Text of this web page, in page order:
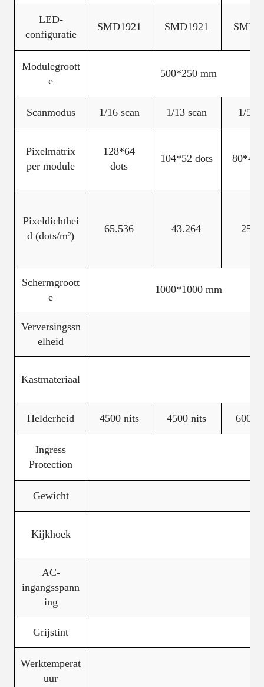
LED-
configuratie
SMD1921 SMD1921
Modulegroott
e
500*250 mm
Scanmodus 1/16 scan 1/13 scan 1/5
Pixelmatrix
per module
128*64
dots
104*52 dots 80*40
Pixeldichthei
d (dots/m²)
65.536 43.264
Schermgroott
e
1000*1000 mm
Verversingssn
elheid
Kastmateriaal
Helderheid 4500 nits 4500 nits 6000
Ingress
Protection
Gewicht
Kijkhoek
AC-
ingangsspann
ing
Grijstint
Werktemperat
uur